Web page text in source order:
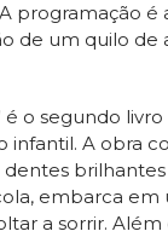
A programação
de um quilo de
é o segundo
infantil. A obra
dentes
embarca em
a sorrir.